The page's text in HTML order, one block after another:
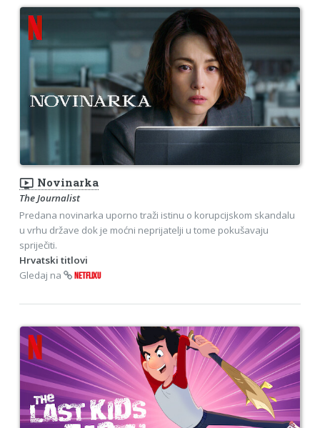
ondemand_video Novinarka
The Journalist
Predana novinarka uporno traži istinu o korupcijskom skandalu
u vrhu države dok je moćni neprijatelji u tome pokušavaju
spriječiti.
Hrvatski titlovi
Gledaj na
NETFLIXU